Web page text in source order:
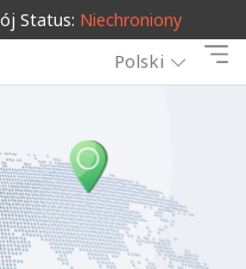
Status: Niechroniony
Polski